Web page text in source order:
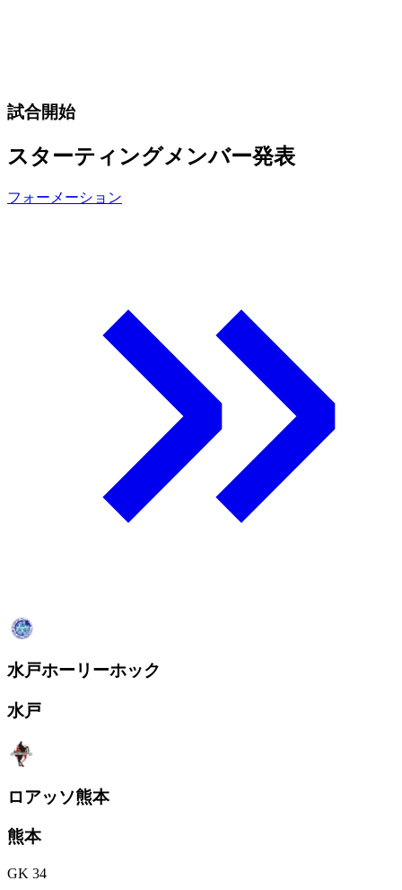
試合開始
スターティングメンバー発表
フォーメーション
水戸ホーリーホック
水戸
ロアッソ熊本
熊本
GK 34